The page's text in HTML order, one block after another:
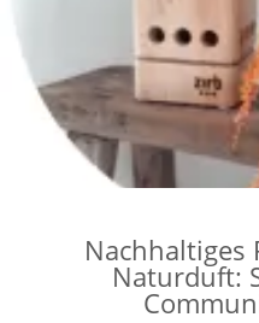
Nachhaltiges
Naturduft: